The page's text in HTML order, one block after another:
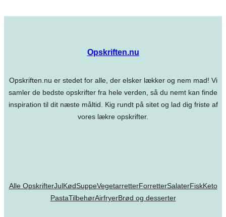
Opskriften.nu
Opskriften.nu er stedet for alle, der elsker lækker og nem mad! Vi
samler de bedste opskrifter fra hele verden, så du nemt kan finde
inspiration til dit næste måltid. Kig rundt på sitet og lad dig friste af
vores lækre opskrifter.
Alle OpskrifterJulKødSuppeVegetarretterForretterSalaterFiskKeto
PastaTilbehørAirfryerBrød og desserter